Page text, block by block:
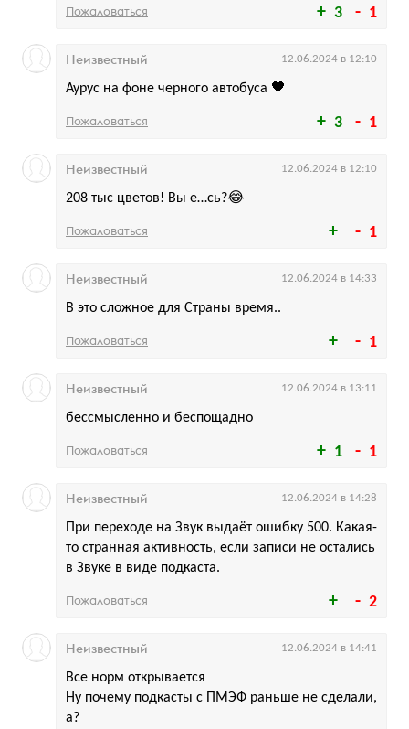
3 1
Пожаловаться
3 1
Аурус на фоне черного автобуса 🖤
Неизвестный 12.06.2024 в 12:10
Пожаловаться
1
208 тыс цветов! Вы е…сь?😂
Неизвестный 12.06.2024 в 12:10
Пожаловаться
1
В это сложное для Страны время..
Неизвестный 12.06.2024 в 14:33
Пожаловаться
1 1
бессмысленно и беспощадно
Неизвестный 12.06.2024 в 13:11
Пожаловаться
2
При переходе на Звук выдаёт ошибку 500. Какая-
то странная активность, если записи не остались
в Звуке в виде подкаста.
Неизвестный 12.06.2024 в 14:28
Пожаловаться
Все норм открывается
Ну почему подкасты с ПМЭФ раньше не сделали,
а?
Неизвестный 12.06.2024 в 14:41